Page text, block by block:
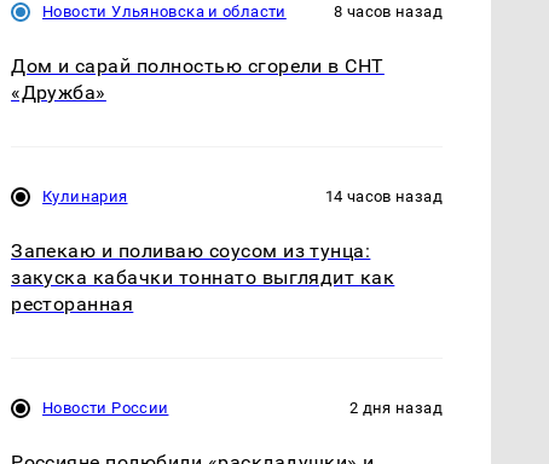
Новости Ульяновска и области 8 часов назад
Дом и сарай полностью сгорели в СНТ
«Дружба»
Кулинария 14 часов назад
Запекаю и поливаю соусом из тунца:
закуска кабачки тоннато выглядит как
ресторанная
Новости России 2 дня назад